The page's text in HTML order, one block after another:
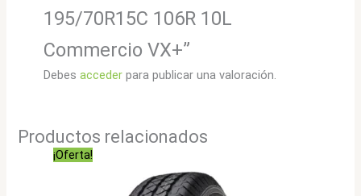
195/70R15C 106R 10L
Commercio VX+”
Debes accederpara publicar una valoración.
Productos relacionados
¡Oferta!